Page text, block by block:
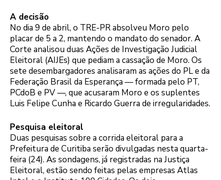
A decisão
No dia 9 de abril, o TRE-PR absolveu Moro pelo
placar de 5 a 2, mantendo o mandato do senador. A
Corte analisou duas Ações de Investigação Judicial
Eleitoral (AIJEs) que pediam a cassação de Moro. Os
sete desembargadores analisaram as ações do PL e da
Federação Brasil da Esperança — formada pelo PT,
PCdoB e PV —, que acusaram Moro e os suplentes
Luis Felipe Cunha e Ricardo Guerra de irregularidades.
Pesquisa eleitoral
Duas pesquisas sobre a corrida eleitoral para a
Prefeitura de Curitiba serão divulgadas nesta quarta-
feira (24). As sondagens, já registradas na Justiça
Eleitoral, estão sendo feitas pelas empresas Atlas